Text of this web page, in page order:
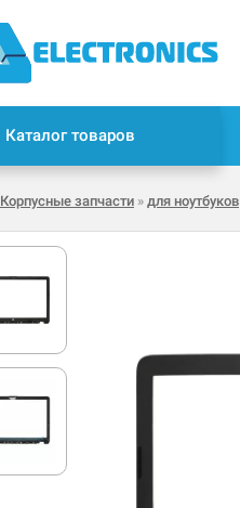
Каталог товаров
Корпусные запчасти » для ноутбуков